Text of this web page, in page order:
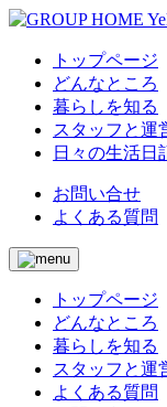
トップページ
どんなところ
暮らしを知る
スタッフと運
日々の生活日
お問い合せ
よくある質問
トップページ
どんなところ
暮らしを知る
スタッフと運
よくある質問